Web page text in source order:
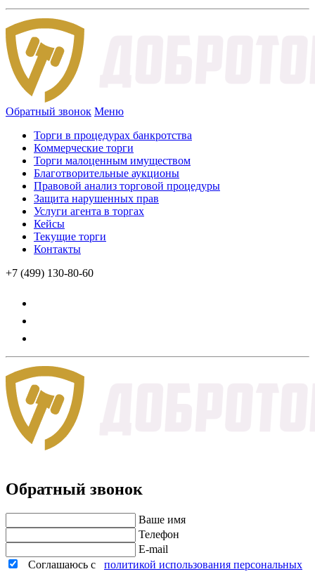
Обратный звонок Меню
Торги в процедурах банкротства
Коммерческие торги
Торги малоценным имуществом
Благотворительные аукционы
Правовой анализ торговой процедуры
Защита нарушенных прав
Услуги агента в торгах
Кейсы
Текущие торги
Контакты
+7 (499) 130-80-60
Обратный звонок
Ваше имя
Телефон
E-mail
Соглашаюсь с политикой использования персональных